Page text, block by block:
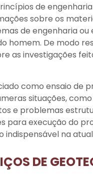
de
sobre os
de engenharia ou
homem. De modo
as investigações
como ensaio de
situações,
e problemas
para execução do
na
DE